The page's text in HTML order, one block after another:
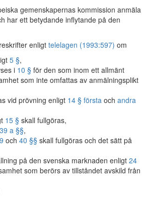
gemenskapernas kommission anmäla
har ett betydande inflytande på den
enligt telelagen (1993:597) om
5 §,
i 10 § för den som inom ett allmänt
som inte omfattas av anmälningsplikt
vid prövning enligt 14 § första och andra
15 § skall fullgöras,
39 a §§,
och 40 §§ skall fullgöras och det sätt på
på den svenska marknaden enligt 24
som berörs av tillståndet avskild från